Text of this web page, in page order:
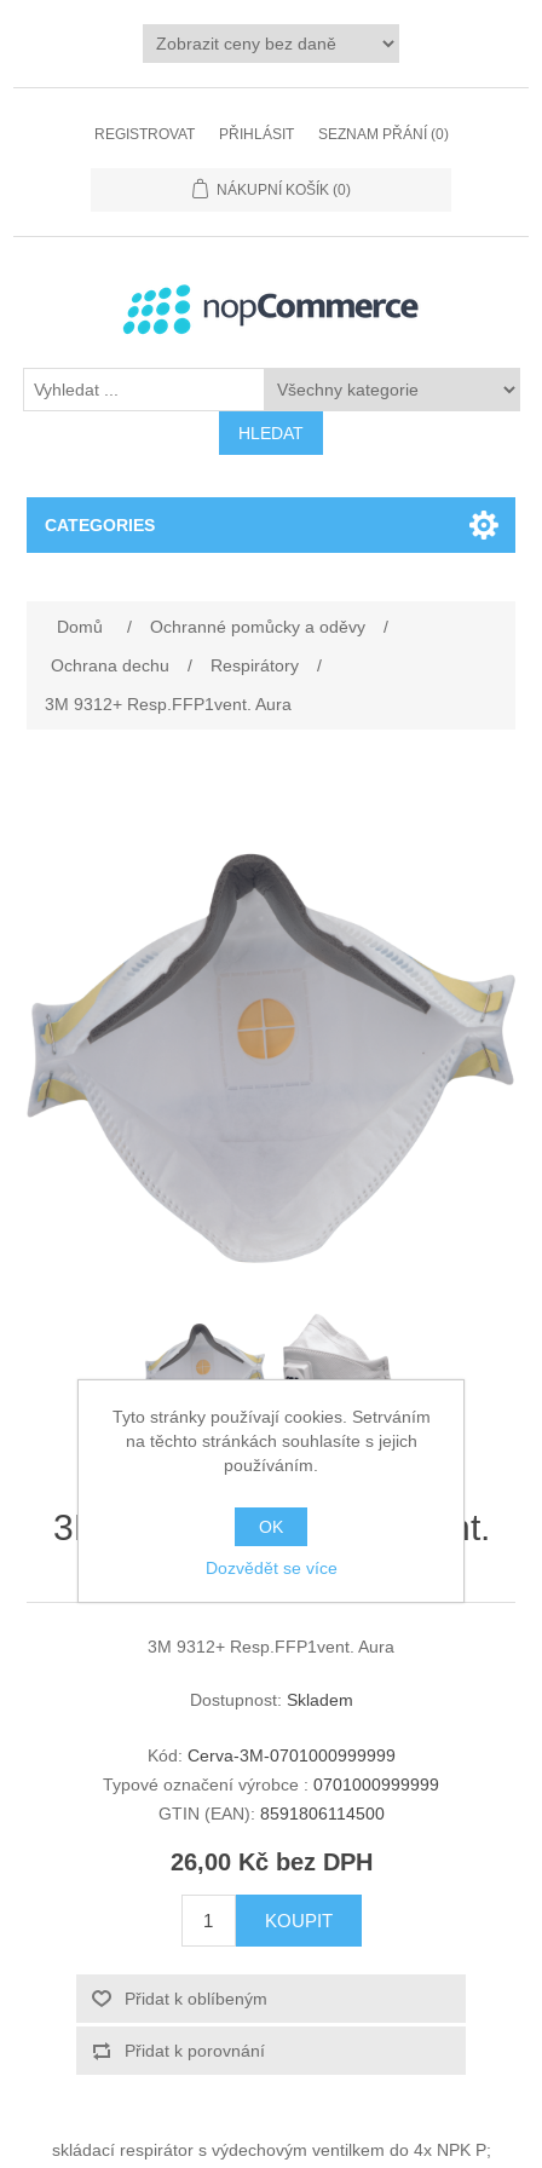
REGISTROVAT PŘIHLÁSIT SEZNAM PŘÁNÍ (0)
NÁKUPNÍ KOŠÍK (0)
HLEDAT
CATEGORIES
Oděvy
Ochrana zraku
Ochrana hlavy
Ochrana proti pádu
Drogerie a ostatní vybavení
Elektrodoplňky
Úklid
Domů / Ochranné pomůcky a oděvy
/
Ochrana dechu
/ Respirátory
/
3M 9312+ Resp.FFP1vent. Aura
3M 9312+ Resp.FFP1vent.
Aura
3M 9312+ Resp.FFP1vent. Aura
Dostupnost: Skladem
Kód: Cerva-3M-0701000999999
Typové označení výrobce : 0701000999999
GTIN (EAN): 8591806114500
26,00 Kč bez DPH
KOUPIT
Přidat k oblíbeným
Přidat k porovnání
skládací respirátor s výdechovým ventilkem do 4x NPK P;
Tyto stránky používají cookies. Setrváním
na těchto stránkách souhlasíte s jejich
používáním.
OK
Dozvědět se více